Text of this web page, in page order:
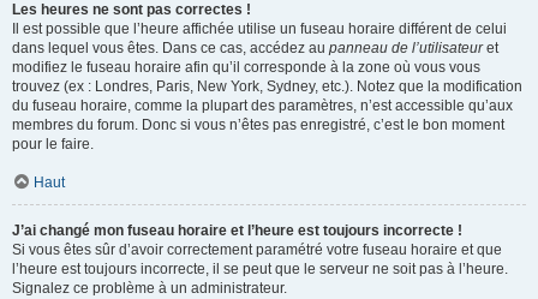
Les heures ne sont pas correctes !
Il est possible que l’heure affichée utilise un fuseau horaire différent de celui
dans lequel vous êtes. Dans ce cas, accédez au panneau de l’utilisateuret
modifiez le fuseau horaire afin qu’il corresponde à la zone où vous vous
trouvez (ex : Londres, Paris, New York, Sydney, etc.). Notez que la modification
du fuseau horaire, comme la plupart des paramètres, n’est accessible qu’aux
membres du forum. Donc si vous n’êtes pas enregistré, c’est le bon moment
pour le faire.
Haut
J’ai changé mon fuseau horaire et l’heure est toujours incorrecte !
Si vous êtes sûr d’avoir correctement paramétré votre fuseau horaire et que
l’heure est toujours incorrecte, il se peut que le serveur ne soit pas à l’heure.
Signalez ce problème à un administrateur.